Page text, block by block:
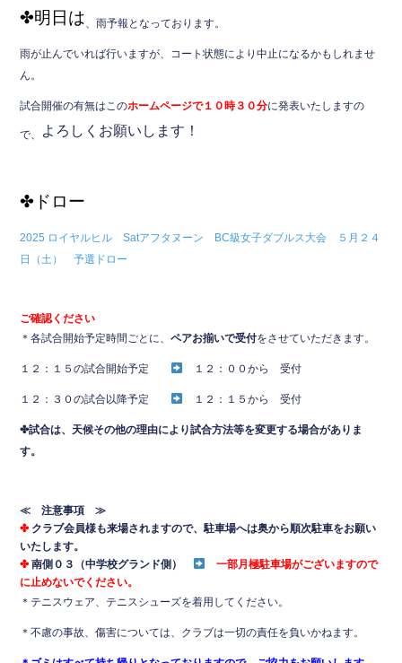
e
b
o
k
er
✤明日は 、雨予報となっております。
雨が止んでいれば行いますが、コート状態により中止になるかもしれませ
ん。
試合開催の有無はこのホームページで１０時３０分に発表いたしますの
で、 よろしくお願いします！
✤ドロー
2025 ロイヤルヒル Satアフタヌーン BC級女子ダブルス大会 ５月２４
日（土） 予選ドロー
ご確認ください
＊各試合開始予定時間ごとに、ペアお揃いで受付をさせていただきます。
１２：１５の試合開始予定 １２：００から 受付
１２：３０の試合以降予定 １２：１５から 受付
✤試合は、天候その他の理由により試合方法等を変更する場合がありま
す。
≪ 注意事項 ≫
✤ クラブ会員様も来場されますので、駐車場へは奥から順次駐車をお願い
いたします。
✤ 南側 ０３ （中学校グランド側）
一部月極駐車場がございますので
に止めないでください。
＊テニスウェア、テニスシューズを着用してください。
＊不慮の事故、傷害については、クラブは一切の責任を負いかねます。